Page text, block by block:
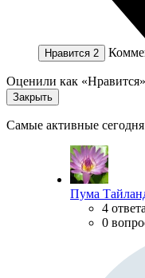
Нравится 2
Оценили как «Нравится»
Закрыть
Самые активные сегодня
Пума
4 ответа
0